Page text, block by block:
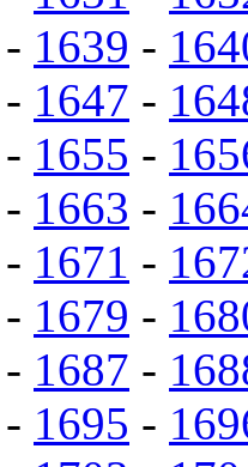
- 1639 -
- 1647 -
- 1655 -
- 1663 -
- 1671 -
- 1679 -
- 1687 -
- 1695 -